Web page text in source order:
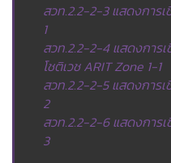
สวท.2.2-2-3 แสดงการเ
1
สวท.2.2-2-4 แสดงการ
โชติเวช ARIT Zone 1-1
สวท.2.2-2-5 แสดงการเ
2
สวท.2.2-2-6 แสดงการเ
3